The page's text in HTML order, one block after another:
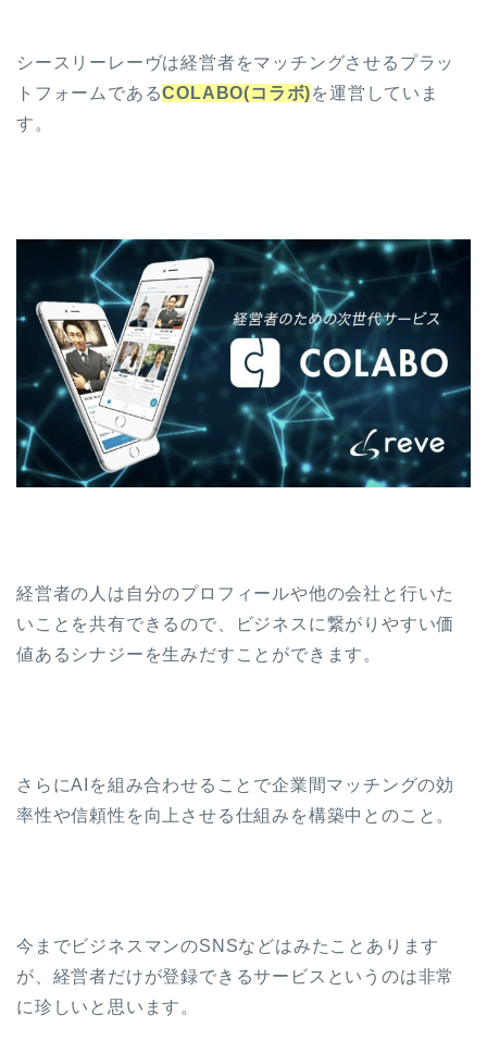
シースリーレーヴは経営者をマッチングさせるプラッ
トフォームであるCOLABO(コラボ)を運営していま
す。
経営者の人は自分のプロフィールや他の会社と行いた
いことを共有できるので、ビジネスに繋がりやすい価
値あるシナジーを生みだすことができます。
さらにAIを組み合わせることで企業間マッチングの効
率性や信頼性を向上させる仕組みを構築中とのこと。
今までビジネスマンのSNSなどはみたことあります
が、経営者だけが登録できるサービスというのは非常
に珍しいと思います。